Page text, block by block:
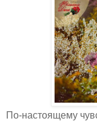
По-настоящему